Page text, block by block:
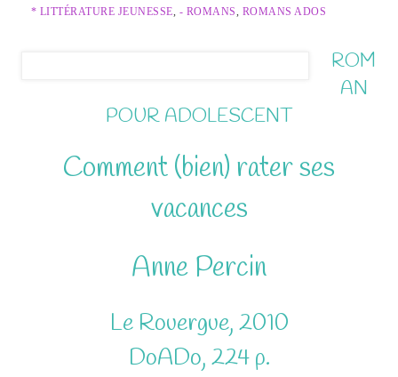
* LITTÉRATURE JEUNESSE, - ROMANS, ROMANS ADOS
ROM
AN
POUR ADOLESCENT
Comment (bien) rater ses
vacances
Anne Percin
Le Rouergue, 2010
DoADo, 224 p.